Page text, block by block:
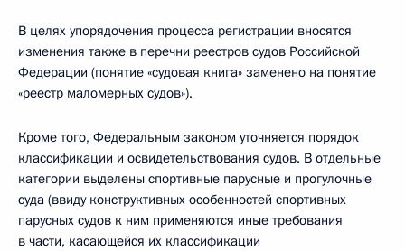
В целях упорядочения процесса регистрации вносятся
изменения также в перечни реестров судов Российской
Федерации (понятие «судовая книга» заменено на понятие
«реестр маломерных судов»).
Кроме того, Федеральным законом уточняется порядок
классификации и освидетельствования судов. В отдельные
категории выделены спортивные парусные и прогулочные
суда (ввиду конструктивных особенностей спортивных
парусных судов к ним применяются иные требования
в части, касающейся их классификации